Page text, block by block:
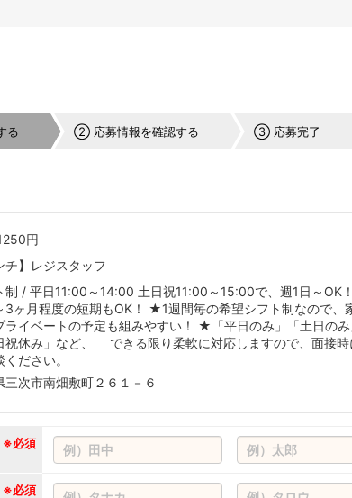
る ② 応募情報を確認する ③ 応募完了
円
チ】レジスタッフ
制 / 平日11:00～14:00 土日祝11:00～15:00で、週1日～OK
3ヶ月程度の短期もOK！ ★1週間毎の希望シフト制なので、
ライベートの予定も組みやすい！ ★「平日のみ」「土日の
祝休み」など、 できる限り柔軟に対応しますので、面接時
ください。
三次市南畑敷町２６１－６
※必須
※必須